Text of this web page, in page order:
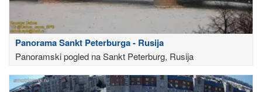
Panorama Sankt Peterburga - Rusija
Panoramski pogled na Sankt Peterburg, Rusija